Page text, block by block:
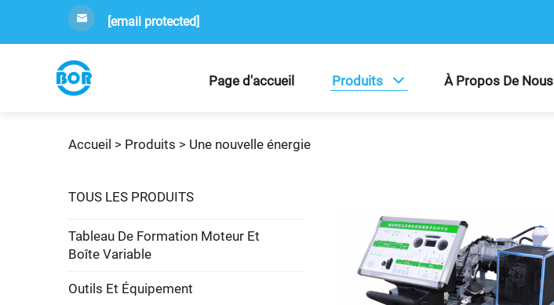
[email protected]
Page d'accueil Produits À Propos De Nous
Accueil > Produits > Une nouvelle énergie
TOUS LES PRODUITS
Tableau De Formation Moteur Et
Boîte Variable
Outils Et Équipement